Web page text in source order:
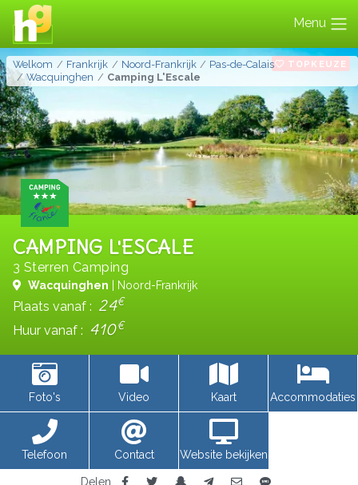
Menu
TOPKEUZE
Welkom Frankrijk Noord-Frankrijk
Pas-de-Calais
Wacquinghen
Camping L'Escale
CAMPING L'ESCALE
3 Sterren Camping
Wacquinghen | Noord-Frankrijk
Plaats vanaf : 24€
Huur vanaf : 410€
Foto's Video Kaart Accommodaties
Telefoon Contact Website bekijken
Delen